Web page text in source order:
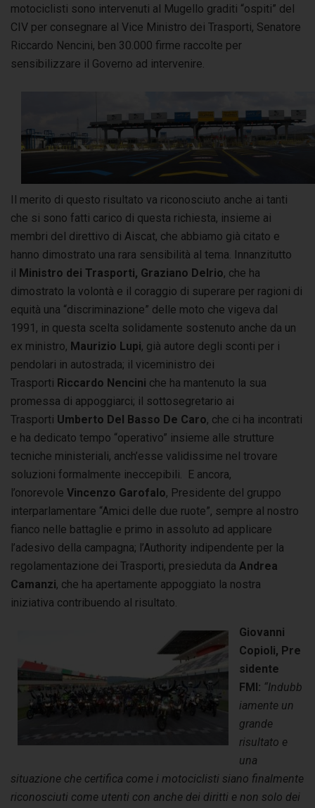
motociclisti sono intervenuti al Mugello graditi “ospiti” del
CIV per consegnare al Vice Ministro dei Trasporti, Senatore
Riccardo Nencini, ben 30.000 firme raccolte per
sensibilizzare il Governo ad intervenire.
Il merito di questo risultato va riconosciuto anche ai tanti
che si sono fatti carico di questa richiesta, insieme ai
membri del direttivo di Aiscat, che abbiamo già citato e
hanno dimostrato una rara sensibilità al tema. Innanzitutto
il Ministro dei Trasporti, Graziano Delrio, che ha
dimostrato la volontà e il coraggio di superare per ragioni di
equità una “discriminazione” delle moto che vigeva dal
1991, in questa scelta solidamente sostenuto anche da un
ex ministro, Maurizio Lupi, già autore degli sconti per i
pendolari in autostrada; il viceministro dei
Trasporti Riccardo Nencini che ha mantenuto la sua
promessa di appoggiarci; il sottosegretario ai
Trasporti Umberto Del Basso De Caro, che ci ha incontrati
e ha dedicato tempo “operativo” insieme alle strutture
tecniche ministeriali, anch’esse validissime nel trovare
soluzioni formalmente ineccepibili. E ancora,
l’onorevole Vincenzo Garofalo, Presidente del gruppo
interparlamentare “Amici delle due ruote”, sempre al nostro
fianco nelle battaglie e primo in assoluto ad applicare
l’adesivo della campagna; l’Authority indipendente per la
regolamentazione dei Trasporti, presieduta da Andrea
Camanzi, che ha apertamente appoggiato la nostra
iniziativa contribuendo al risultato.
Giovanni
Copioli, Pre
sidente
FMI: “Indubb
iamente un
grande
risultato e
una
situazione che certifica come i motociclisti siano finalmente
riconosciuti come utenti con anche dei diritti e non solo dei